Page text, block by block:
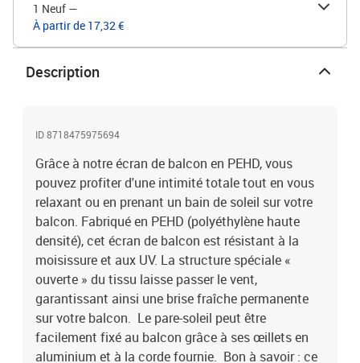
1 Neuf —
À partir de 17,32 €
Description
ID 8718475975694
Grâce à notre écran de balcon en PEHD, vous
pouvez profiter d'une intimité totale tout en vous
relaxant ou en prenant un bain de soleil sur votre
balcon. Fabriqué en PEHD (polyéthylène haute
densité), cet écran de balcon est résistant à la
moisissure et aux UV. La structure spéciale «
ouverte » du tissu laisse passer le vent,
garantissant ainsi une brise fraîche permanente
sur votre balcon. Le pare-soleil peut être
facilement fixé au balcon grâce à ses œillets en
aluminium et à la corde fournie. Bon à savoir : ce